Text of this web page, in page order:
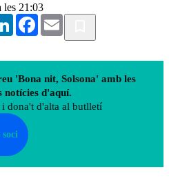
les 21:03
LinkedInFacebook
Email
'Bona nit, Solsona' amb les
notícies d'aquí.
i dona't d'alta al butlletí
soci